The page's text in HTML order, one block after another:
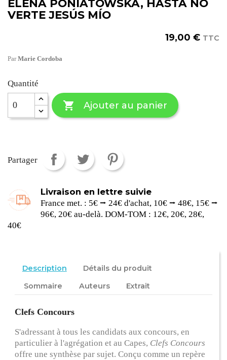
ELENA PONIATOWSKA, HASTA NO
VERTE JESÚS MÍO
19,00 € TTC
ParMarie Cordoba
Quantité
 Ajouter au panier
Partager
Livraison en lettre suivie
France met. : 5€ ⭢ 24€ d'achat, 10€ ⭢ 48€, 15€ ⭢
96€, 20€ au-delà. DOM-TOM : 12€, 20€, 28€,
40€
Description
Détails du produit
Sommaire
Auteurs Extrait
Clefs Concours
S'adressant à tous les candidats aux concours, en
particulier à l'agrégation et au Capes, Clefs Concours
offre une synthèse par sujet. Conçu comme un repère